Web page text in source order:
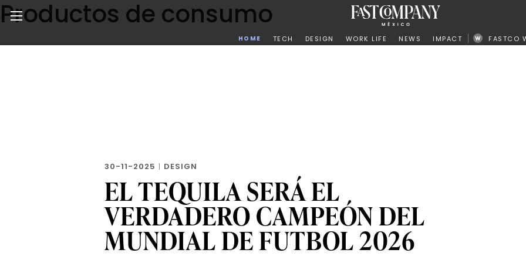
Skip
to
content
Noticias de negocios, innovación, tecnología y diseño
HOME TECH DESIGN WORK LIFE NEWS IMPACT FASTCO
Productos de consumo
30-11-2025 | DESIGN
EL TEQUILA SERÁ EL
VERDADERO CAMPEÓN DEL
MUNDIAL DE FUTBOL 2026